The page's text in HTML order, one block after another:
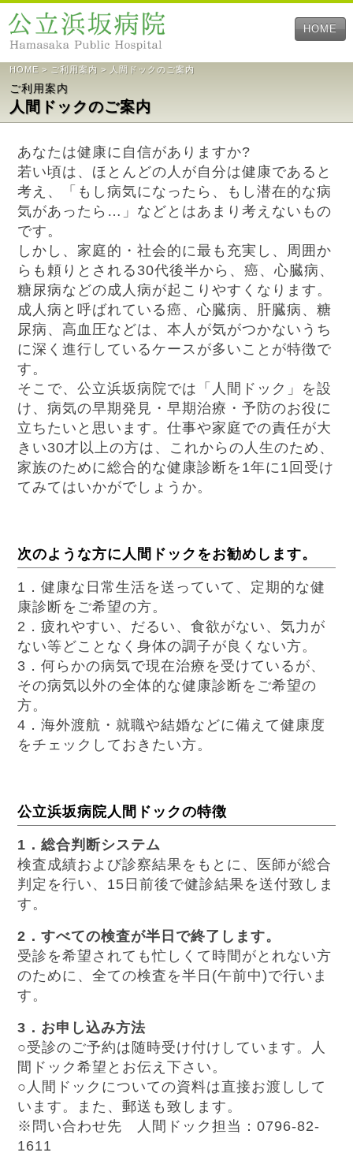
HOME
HOME > ご利用案内 > 人間ドックのご案内
ご利用案内
人間ドックのご案内
あなたは健康に自信がありますか?
若い頃は、ほとんどの人が自分は健康であると
考え、「もし病気になったら、もし潜在的な病
気があったら…」などとはあまり考えないもの
です。
しかし、家庭的・社会的に最も充実し、周囲か
らも頼りとされる30代後半から、癌、心臓病、
糖尿病などの成人病が起こりやすくなります。
成人病と呼ばれている癌、心臓病、肝臓病、糖
尿病、高血圧などは、本人が気がつかないうち
に深く進行しているケースが多いことが特徴で
す。
そこで、公立浜坂病院では「人間ドック」を設
け、病気の早期発見・早期治療・予防のお役に
立ちたいと思います。仕事や家庭での責任が大
きい30才以上の方は、これからの人生のため、
家族のために総合的な健康診断を1年に1回受け
てみてはいかがでしょうか。
次のような方に人間ドックをお勧めします。
1．健康な日常生活を送っていて、定期的な健
康診断をご希望の方。
2．疲れやすい、だるい、食欲がない、気力が
ない等どことなく身体の調子が良くない方。
3．何らかの病気で現在治療を受けているが、
その病気以外の全体的な健康診断をご希望の
方。
4．海外渡航・就職や結婚などに備えて健康度
をチェックしておきたい方。
公立浜坂病院人間ドックの特徴
1．総合判断システム
検査成績および診察結果をもとに、医師が総合
判定を行い、15日前後で健診結果を送付致しま
す。
2．すべての検査が半日で終了します。
受診を希望されても忙しくて時間がとれない方
のために、全ての検査を半日(午前中)で行いま
す。
3．お申し込み方法
○受診のご予約は随時受け付けしています。人
間ドック希望とお伝え下さい。
○人間ドックについての資料は直接お渡しして
います。また、郵送も致します。
※問い合わせ先 人間ドック担当：0796-82-
1611